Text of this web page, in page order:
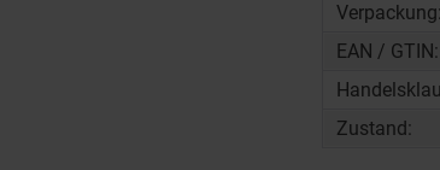
Verpackung:
EAN / GTIN:
Zustand: